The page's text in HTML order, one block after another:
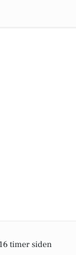
16 timer siden